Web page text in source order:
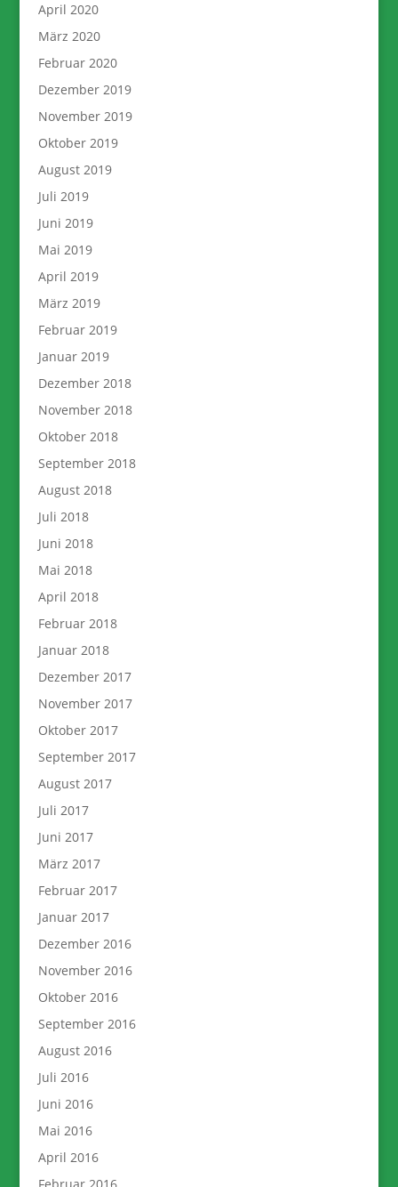
April 2020
März 2020
Februar 2020
Dezember 2019
November 2019
Oktober 2019
August 2019
Juli 2019
Juni 2019
Mai 2019
April 2019
März 2019
Februar 2019
Januar 2019
Dezember 2018
November 2018
Oktober 2018
September 2018
August 2018
Juli 2018
Juni 2018
Mai 2018
April 2018
Februar 2018
Januar 2018
Dezember 2017
November 2017
Oktober 2017
September 2017
August 2017
Juli 2017
Juni 2017
März 2017
Februar 2017
Januar 2017
Dezember 2016
November 2016
Oktober 2016
September 2016
August 2016
Juli 2016
Juni 2016
Mai 2016
April 2016